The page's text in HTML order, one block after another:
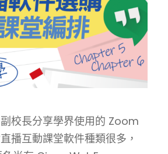
校長分享學界使用的 Zoom
播互動課堂軟件種類很多，